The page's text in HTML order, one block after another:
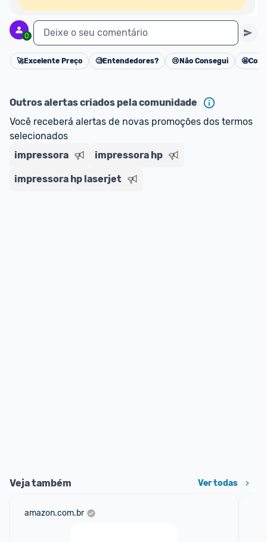
0 Deixe o seu comentário
Cancelar
🚀Excelente Preço 🧐Entendedores? 😢 Não Consegui 🤩
Outros alertas criados pela comunidade
Você receberá alertas de novas promoções dos termos
selecionados
impressora
impressora hp
impressora hp laserjet
Veja também Ver todas
amazon.com.br